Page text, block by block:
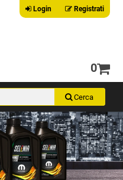
Login Registrati
0